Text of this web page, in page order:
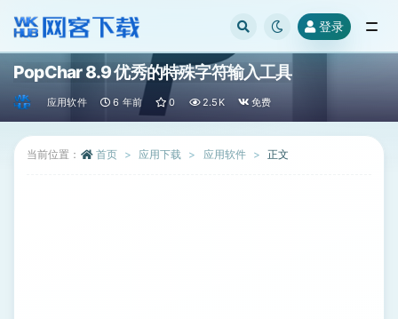
登录
PopChar 8.9 优秀的特殊字符输入工具
应用软件 6 年前 0 2.5K 免费
当前位置： 首页 应用下载 应用软件 正文
全部